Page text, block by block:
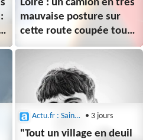
Loire : un camion en très
mauvaise posture sur
cette route coupée toute
la journée
Actu.fr : Saint-Etienne • 3 jours
"Tout un village en deuil